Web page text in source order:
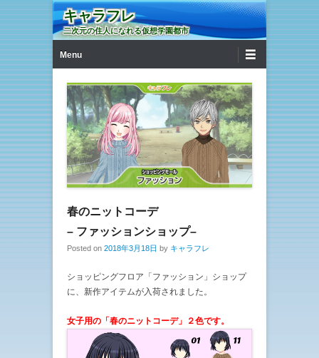
キャラフレ
二次元の住人になれる仮想学園都市
Menu
春のニットコーデ
– ファッションショップ–
Posted on 2018年3月18日 by キャラフレ
ショッピングフロア「ファッション」ショップ
に、新作アイテムが入荷されました。
女子用の「春のニットコーデ」２色です。